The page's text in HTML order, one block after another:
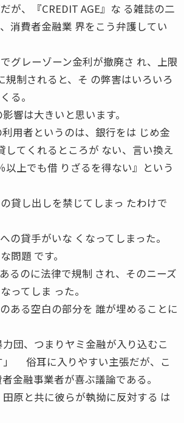
が、『CREDIT AGE』な る雑誌の二
消費者金融業 界をこう弁護してい
グレーゾーン金利が撤廃さ れ、上限
規制されると、そ の弊害はいろいろ
る。
響は大きいと思います。
用者というのは、銀行をは じめ金
してくれるところが ない、言い換え
以上でも借 りざるを得ない』という
貸し出しを禁じてしまっ たわけで
の貸手がいな くなってしまった。
問題 です。
るのに法律で規制 され、そのニーズ
ってしま った。
ある空白の部分を 誰が埋めることに
団、つまりヤミ金融が入り込むこ
」 俗耳に入りやすい主張だが、こ
金融事業者が喜ぶ議論である。
原と共に彼らが執拗に反対する は